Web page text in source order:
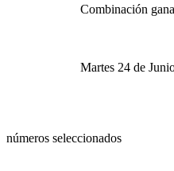
Combinación
Martes 24 de
números seleccionados